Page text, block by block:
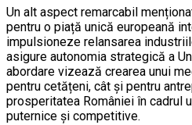
Un alt aspect remarcabil
pentru o piață unică europeană
impulsioneze relansarea
asigure autonomia strategică a
abordare vizează crearea unui
pentru cetățeni, cât și pentru
prosperitatea României în cadrul
puternice și competitive.